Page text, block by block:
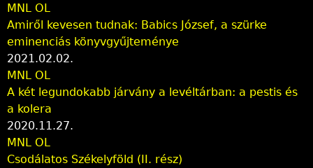
MNL OL
Amiről kevesen tudnak: Babics József, a szürke
eminenciás könyvgyűjteménye
2021.02.02.
MNL OL
A két legundokabb járvány a levéltárban: a pestis és
a kolera
2020.11.27.
MNL OL
Csodálatos Székelyföld (II. rész)